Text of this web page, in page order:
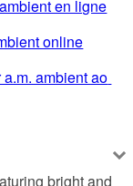
en ligne
online
ambient ao
bright and